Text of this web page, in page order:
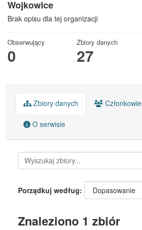
Wojkowice
Brak opisu dla tej organizacji
Obserwujący
0
Zbiory danych
27
Zbiory danych Członkowie
O serwisie
Porządkuj według
Znaleziono 1 zbiór